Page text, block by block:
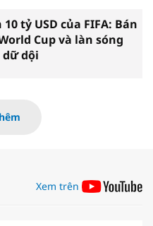
10 tỷ USD của FIFA: Bán
Cup và làn sóng
dội
Xem trên